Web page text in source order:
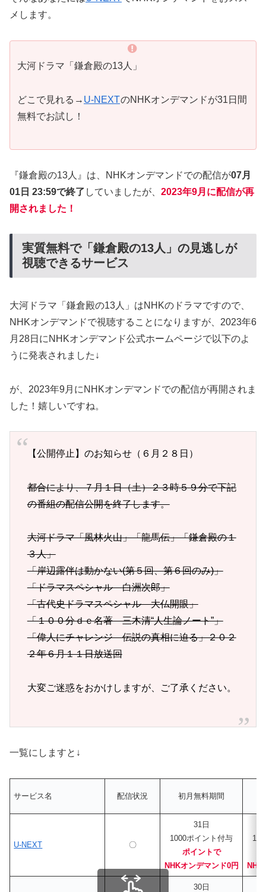
メします。
大河ドラマ「鎌倉殿の13人」
どこで見れる→ U-NEXTのNHKオンデマンドが31日間
無料でお試し！
『鎌倉殿の13人』は、NHKオンデマンドでの配信が07月
01日 23:59で終了 していましたが、 2023年9月に配信が再
開されました！
実質無料で「鎌倉殿の13人」の見逃しが
視聴できるサービス
大河ドラマ「鎌倉殿の13人」はNHKのドラマですので、
NHKオンデマンドで視聴することになりますが、2023年6
月28日にNHKオンデマンド公式ホームページで以下のよ
うに発表されました↓
が、2023年9月にNHKオンデマンドでの配信が再開されま
した！嬉しいですね。
【公開停止】のお知らせ（６月２８日）
都合により、７月１日（土）２３時５９分で下記
の番組の配信公開を終了します。
大河ドラマ「風林火山」「龍馬伝」「鎌倉殿の１
３人」
「岸辺露伴は動かない(第５回、第６回のみ)」
「ドラマスペシャル 白洲次郎」
「古代史ドラマスペシャル 大仏開眼」
「１００分ｄｅ名著 三木清“人生論ノート”」
「偉人にチャレンジ 伝説の真相に迫る」２０２
２年６月１１日放送回
大変ご迷惑をおかけしますが、ご了承ください。
一覧にしますと↓
サービス名 配信状況 初月無料期間
U-NEXT 〇
31日
1000ポイント付与
ポイントで
NHKオンデマンド0円
NHK
30日